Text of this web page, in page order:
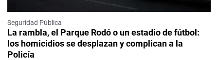
Seguridad Pública
La rambla, el Parque Rodó o un estadio de fútbol:
los homicidios se desplazan y complican a la
Policía